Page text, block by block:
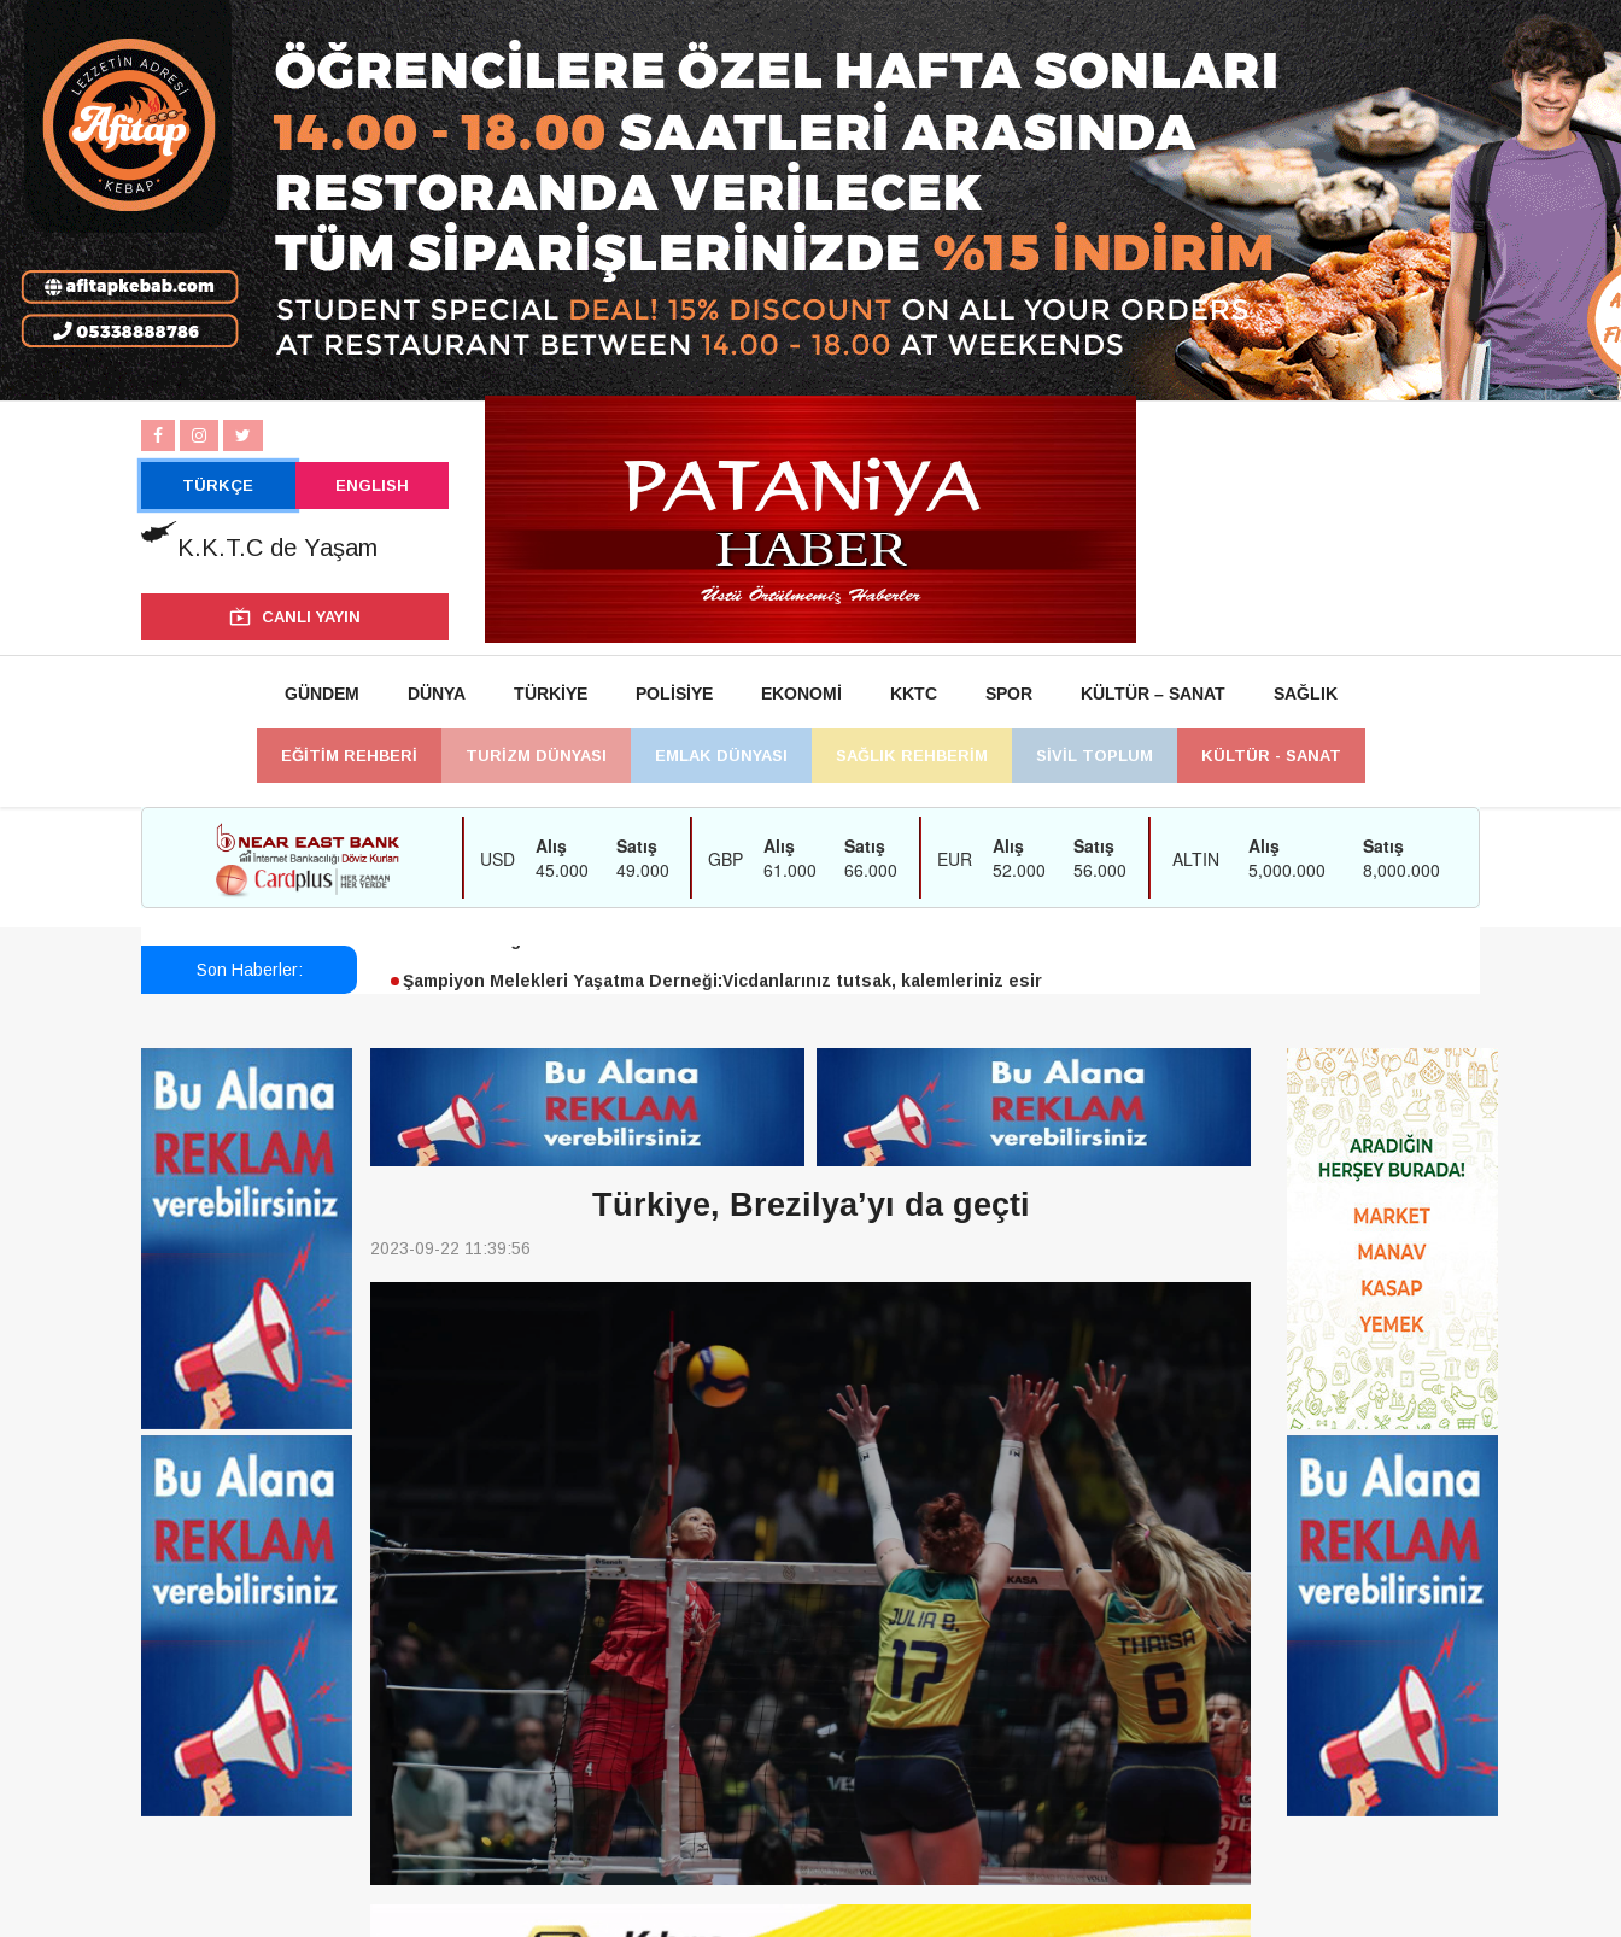
TÜRKÇE ENGLISH
K.K.T.C de Yaşam
CANLI YAYIN
GÜNDEM DÜNYA TÜRKIYE POLISIYE EKONOMI KKTC SPOR KÜLTÜR – SANAT SAĞLIK
EĞİTİM REHBERİ TURİZM DÜNYASI EMLAK DÜNYASI SAĞLIK REHBERİM SİVİL TOPLUM KÜLTÜR - SANAT
Son Haberler:
Esendağlı:Adıyaman’daki süreç sona erdi, hukuk mücadelesi sürecek
Şampiyon Melekleri Yaşatma Derneği:Vicdanlarınız tutsak, kalemleriniz esir
Türkiye, Brezilya’yı da geçti
2023-09-22 11:39:56